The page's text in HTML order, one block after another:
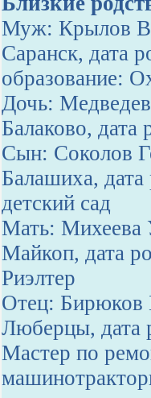
Муж: Крылов
Саранск, дата
образование:
Дочь:
Балаково,
Сын: Соколов
Балашиха,
детский сад
Мать: Михеева
Майкоп, дата
Риэлтер
Отец: Бирюков
Люберцы, дата
Мастер по